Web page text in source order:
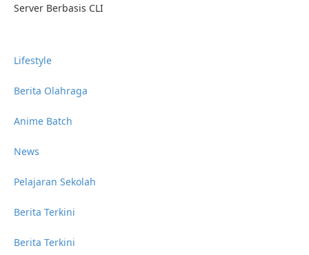
Server Berbasis CLI
Lifestyle
Berita Olahraga
Anime Batch
News
Pelajaran Sekolah
Berita Terkini
Berita Terkini